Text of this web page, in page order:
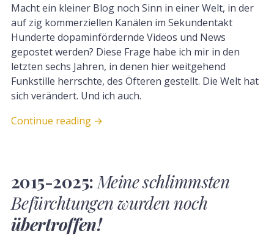
Macht ein kleiner Blog noch Sinn in einer Welt, in der
auf zig kommerziellen Kanälen im Sekundentakt
Hunderte dopaminfördernde Videos und News
gepostet werden? Diese Frage habe ich mir in den
letzten sechs Jahren, in denen hier weitgehend
Funkstille herrschte, des Öfteren gestellt. Die Welt hat
sich verändert. Und ich auch.
Continue reading →
2015-2025: Meine schlimmsten
Befürchtungen wurden noch
übertroffen!